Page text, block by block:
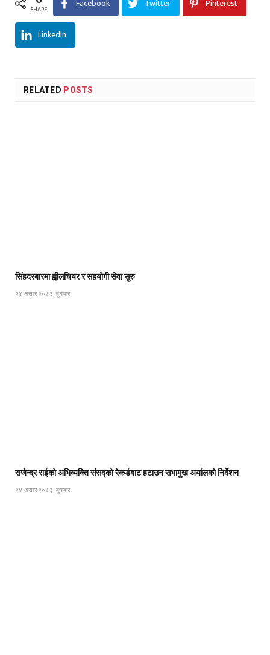
SHARE Facebook Twitter Pinterest
LinkedIn
RELATED POSTS
सिंहदरबारमा ह्वीलचियर र सहयोगी सेवा सुरु
२४ असार २०८३, बुधबार
राजेन्द्र राईको अभिव्यक्ति संसद्को रेकर्डबाट हटाउन सभामुख अर्यालको निर्देशन
२४ असार २०८३, बुधबार